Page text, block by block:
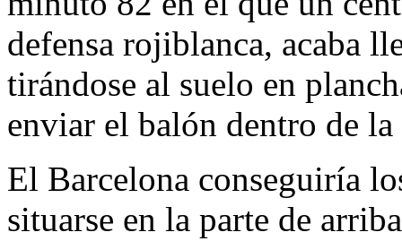
defensa rojiblanca, acaba
tirándose al suelo en
enviar el balón dentro de
El Barcelona conseguiría
situarse en la parte de